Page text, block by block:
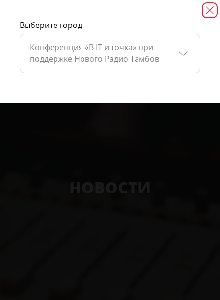
Выберите город
Конференция «В IT и точка» при
поддержке Нового Радио Тамбов